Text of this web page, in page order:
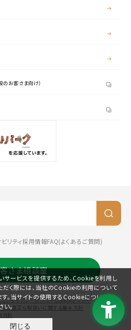
のお客さま向け）
リティ採用情報FAQ(よくあるご質問)
さま相談室
プライバシーポリシーCookieポリシー
の適正な取扱いに関する基本方針
方針
サービスを提供するため、Cookieを利用し
だく際には、当社のCookieの利用について
。当サイトの使用するCookieについては、
い。
閉じる